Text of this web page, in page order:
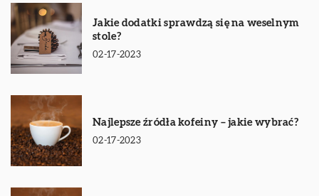
Jakie dodatki sprawdzą się na weselnym
stole?
02-17-2023
Najlepsze źródła kofeiny – jakie wybrać?
02-17-2023